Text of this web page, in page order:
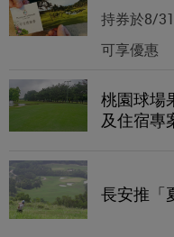
持券於8/
可享優惠
桃園球場
及住宿專
長安推「